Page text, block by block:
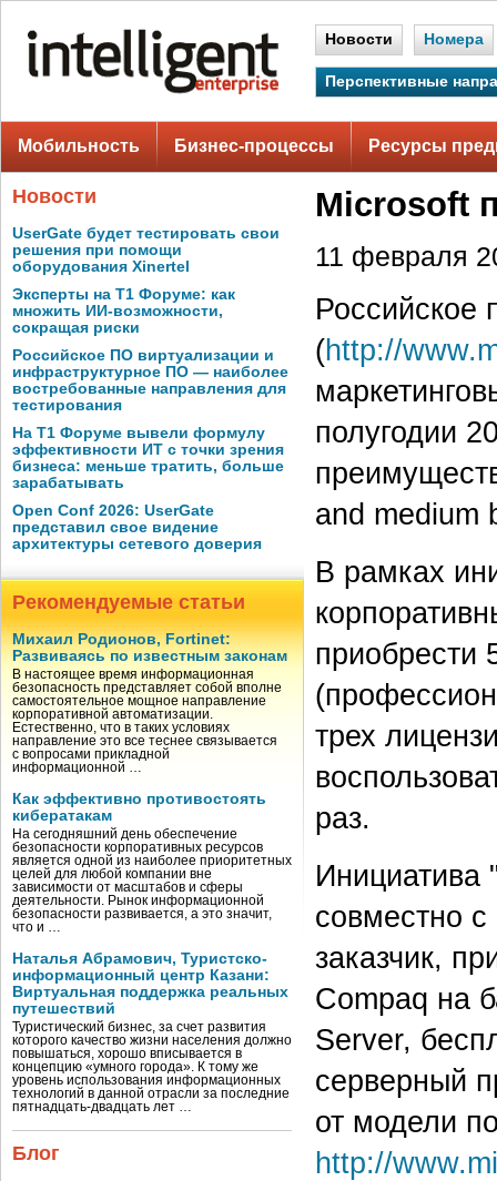
Новости Номера
Перспективные
Мобильность Бизнес-процессы Ресурсы
Новости
UserGate будет тестировать свои
решения при помощи
оборудования Xinertel
Эксперты на Т1 Форуме: как
множить ИИ-возможности,
сокращая риски
Российское ПО виртуализации и
инфраструктурное ПО — наиболее
востребованные направления для
тестирования
На Т1 Форуме вывели формулу
эффективности ИТ с точки зрения
бизнеса: меньше тратить, больше
зарабатывать
Open Conf 2026: UserGate
представил свое видение
архитектуры сетевого доверия
Рекомендуемые статьи
Михаил Родионов, Fortinet:
Развиваясь по известным законам
В настоящее время информационная
безопасность представляет собой вполне
самостоятельное мощное направление
корпоративной автоматизации.
Естественно, что в таких условиях
направление это все теснее связывается
с вопросами прикладной
информационной …
Как эффективно противостоять
кибератакам
На сегодняшний день обеспечение
безопасности корпоративных ресурсов
является одной из наиболее приоритетных
целей для любой компании вне
зависимости от масштабов и сферы
деятельности. Рынок информационной
безопасности развивается, а это значит,
что и …
Наталья Абрамович, Туристско-
информационный центр Казани:
Виртуальная поддержка реальных
путешествий
Туристический бизнес, за счет развития
которого качество жизни населения должно
повышаться, хорошо вписывается в
концепцию «умного города». К тому же
уровень использования информационных
технологий в данной отрасли за последние
пятнадцать-двадцать лет …
Блог
Microsoft
11 февраля
Российское
(http://
полугодии
and medium
В рамках
приобрести
трех
раз.
Инициатива
совместно
заказчик,
Compaq на
Server,
серверный
от модели
http://